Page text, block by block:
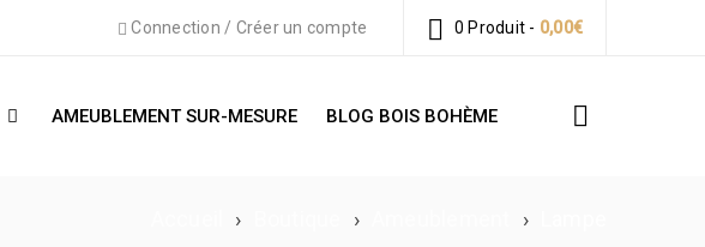
0 Produit - 0,00€
Connection / Créer un compte
AMEUBLEMENT SUR-MESURE BLOG BOIS BOHÈME
› › ›